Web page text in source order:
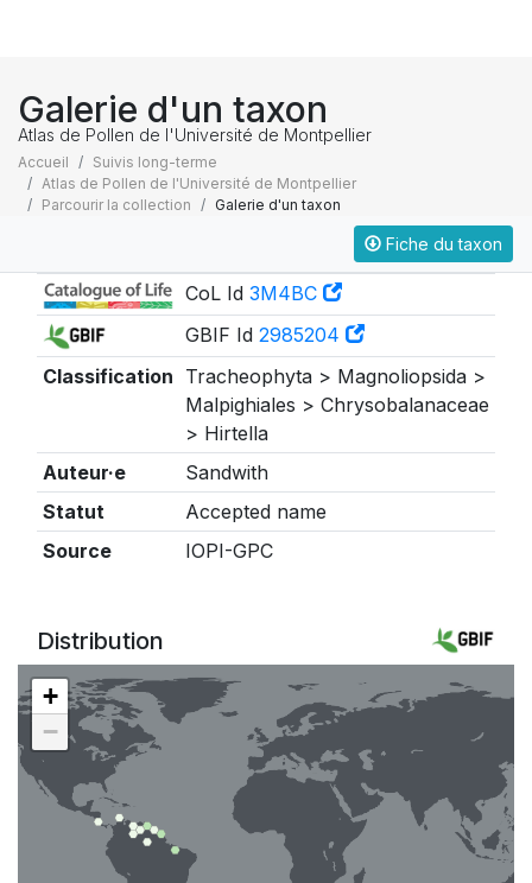
Galerie d'un taxon
Atlas de Pollen de l'Université de Montpellier
Accueil
Suivis long-terme
Atlas de Pollen de l'Université de Montpellier
Parcourir la collection
Galerie d'un taxon
Fiche du taxon
CoL Id 3M4BC
GBIF Id 2985204
Classification Tracheophyta > Magnoliopsida >
Malpighiales > Chrysobalanaceae
> Hirtella
Auteur·e
Sandwith
Statut
Accepted name
Source
IOPI-GPC
Distribution
+
−